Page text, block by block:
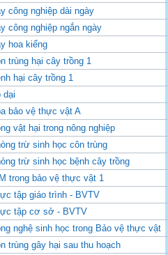
công nghiệp dài ngày
công nghiệp ngắn ngày
hoa kiểng
trùng hại cây trồng 1
hại cây trồng 1
dại
bảo vệ thực vật A
vật hại trong nông nghiệp
trừ sinh học côn trùng
trừ sinh học bệnh cây trồng
trong bảo vệ thực vật 1
tập giáo trình - BVTV
tập cơ sở - BVTV
nghệ sinh học trong Bảo vệ thực vật
trùng gây hại sau thu hoạch